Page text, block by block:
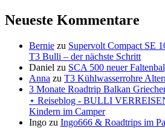
Neueste Kommentare
Bernie zu Supervolt Compact SE
T3 Bulli – der nächste Schritt
Daniel zu SCA 500 neuer
Anna zu T3 Kühlwasserrohre
3 Monate Roadtrip Balkan
⋆ Reiseblog - BULLI
Kindern im Camper
Ingo zu Ingo666 & Roadtrips im